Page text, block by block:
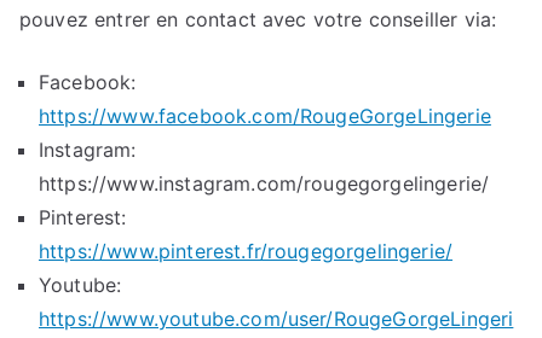
pouvez entrer en contact avec votre conseiller via:
Facebook:
https://www.facebook.com/RougeGorgeLingerie
Instagram:
https://www.instagram.com/rougegorgelingerie/
Pinterest:
https://www.pinterest.fr/rougegorgelingerie/
Youtube:
https://www.youtube.com/user/RougeGorgeLingeri